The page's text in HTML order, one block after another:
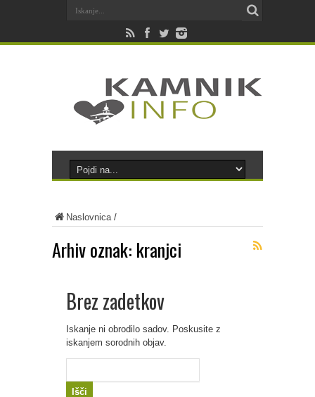
Naslovnica/
Arhiv oznak: kranjci
Brez zadetkov
Iskanje ni obrodilo sadov. Poskusite z
iskanjem sorodnih objav.